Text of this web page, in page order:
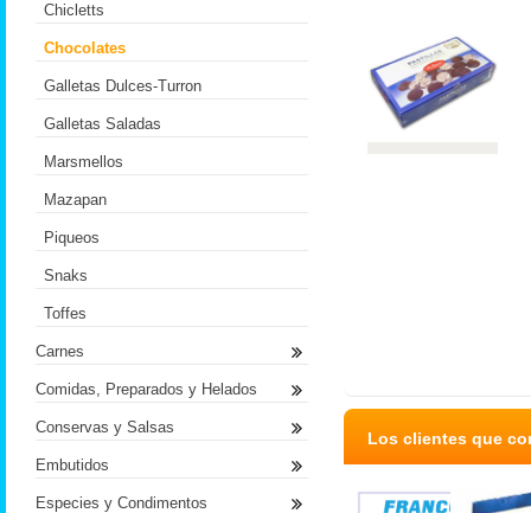
Los clientes que
Chicletts
Chocolates
Galletas Dulces-Turron
Galletas Saladas
Marsmellos
Mazapan
Piqueos
Snaks
Toffes
Carnes
Comidas, Preparados y Helados
Conservas y Salsas
Embutidos
Especies y Condimentos